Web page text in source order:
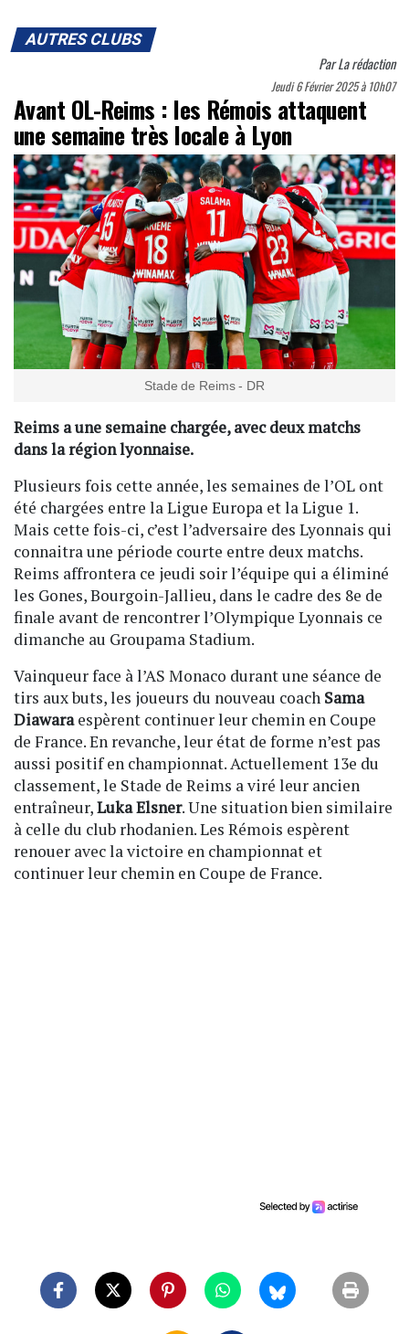
AUTRES CLUBS
ParLa rédaction
Jeudi 6 Février 2025 à 10h07
Avant OL-Reims : les Rémois attaquent
une semaine très locale à Lyon
Stade de Reims - DR
Reims a une semaine chargée, avec deux matchs
dans la région lyonnaise.
Plusieurs fois cette année, les semaines de l’OL ont
été chargées entre la Ligue Europa et la Ligue 1.
Mais cette fois-ci, c’est l’adversaire des Lyonnais qui
connaitra une période courte entre deux matchs.
Reims affrontera ce jeudi soir l’équipe qui a éliminé
les Gones, Bourgoin-Jallieu, dans le cadre des 8e de
finale avant de rencontrer l’Olympique Lyonnais ce
dimanche au Groupama Stadium.
Vainqueur face à l’AS Monaco durant une séance de
tirs aux buts, les joueurs du nouveau coach Sama
Diawaraespèrent continuer leur chemin en Coupe
de France. En revanche, leur état de forme n’est pas
aussi positif en championnat. Actuellement 13e du
classement, le Stade de Reims a viré leur ancien
entraîneur,Luka Elsner. Une situation bien similaire
à celle du club rhodanien. Les Rémois espèrent
renouer avec la victoire en championnat et
continuer leur chemin en Coupe de France.